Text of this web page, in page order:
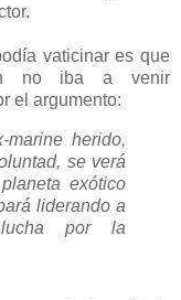
vaticinar es que
no iba a venir
el argumento:
herido,
se verá
exótico
liderando a
por la